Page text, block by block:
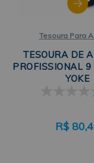
Tesoura Para
TESOURA DE
PROFISSIONAL
YOKE
R$